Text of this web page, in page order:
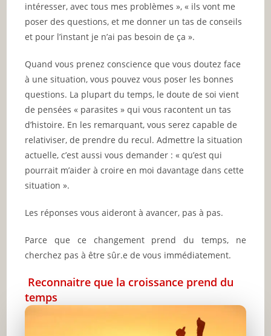
intéresser, avec tous mes problèmes », « ils vont me
poser des questions, et me donner un tas de conseils
et pour l’instant je n’ai pas besoin de ça ».
Quand vous prenez conscience que vous doutez face
à une situation, vous pouvez vous poser les bonnes
questions. La plupart du temps, le doute de soi vient
de pensées « parasites » qui vous racontent un tas
d’histoire. En les remarquant, vous serez capable de
relativiser, de prendre du recul. Admettre la situation
actuelle, c’est aussi vous demander : « qu’est qui
pourrait m’aider à croire en moi davantage dans cette
situation ».
Les réponses vous aideront à avancer, pas à pas.
Parce que ce changement prend du temps, ne
cherchez pas à être sûr.e de vous immédiatement.
Reconnaitre que la croissance prend du
temps